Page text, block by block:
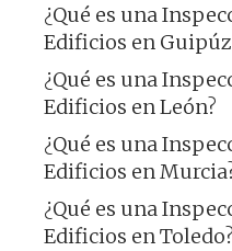
¿Qué es una
Edificios en
¿Qué es una
Edificios en León?
¿Qué es una
Edificios en
¿Qué es una
Edificios en Toledo?